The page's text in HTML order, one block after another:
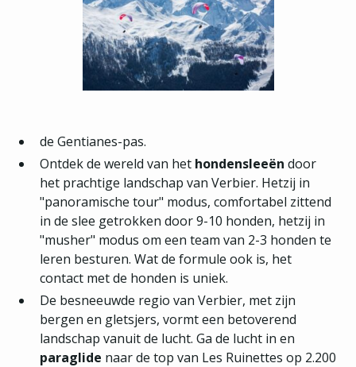
de Gentianes-pas.
Ontdek de wereld van het hondensleeën door
het prachtige landschap van Verbier. Hetzij in
"panoramische tour" modus, comfortabel zittend
in de slee getrokken door 9-10 honden, hetzij in
"musher" modus om een team van 2-3 honden te
leren besturen. Wat de formule ook is, het
contact met de honden is uniek.
De besneeuwde regio van Verbier, met zijn
bergen en gletsjers, vormt een betoverend
landschap vanuit de lucht. Ga de lucht in en
paraglide naar de top van Les Ruinettes op 2.200